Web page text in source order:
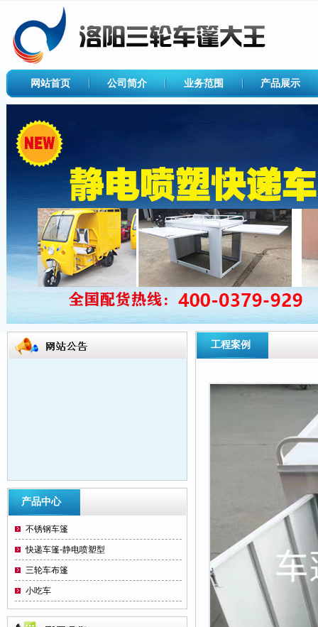
网站首页 公司简介 业务范围 产品展示
工程案例
洛阳三轮车篷大王位于洛阳市纱厂东路与金
谷园路交叉口向东20米路北， 本厂生产订
做各种型号电动三轮车蓬（军绿、迷彩、海
蓝、红色）本产品主要优点： 设计创意：线
条流畅、外观动感力强、高雅华贵、使人赏
心悦目。 安装方便：装配任何车型，不需要
打孔、不切割、不焊接、不破坏原车的表
面。 个性时尚：根据个人需要，可折叠、可
产品中心
不锈钢车篷
快递车篷-静电喷塑型
三轮车布篷
小吃车